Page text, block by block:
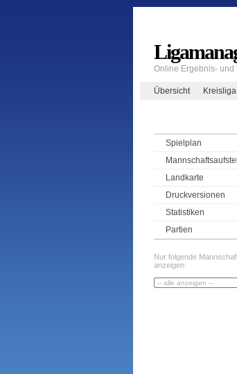
Online Ergebnis- und
Übersicht Kreisliga
Spielplan
Landkarte
Druckversionen
Statistiken
Partien
Nur folgende
anzeigen: